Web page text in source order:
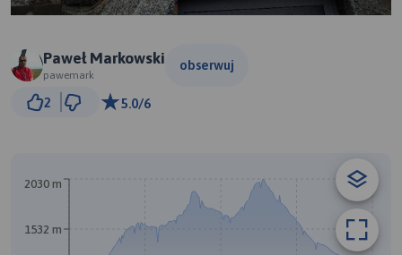
Paweł Markowski
pawemark
obserwuj
2 5.0/6
1532 m
2030 m